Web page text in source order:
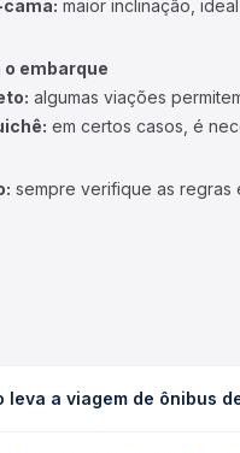
cama: maior inclinação,
embarque
algumas viações
em certos casos, é
sempre verifique as regras
leva a viagem de ônibus